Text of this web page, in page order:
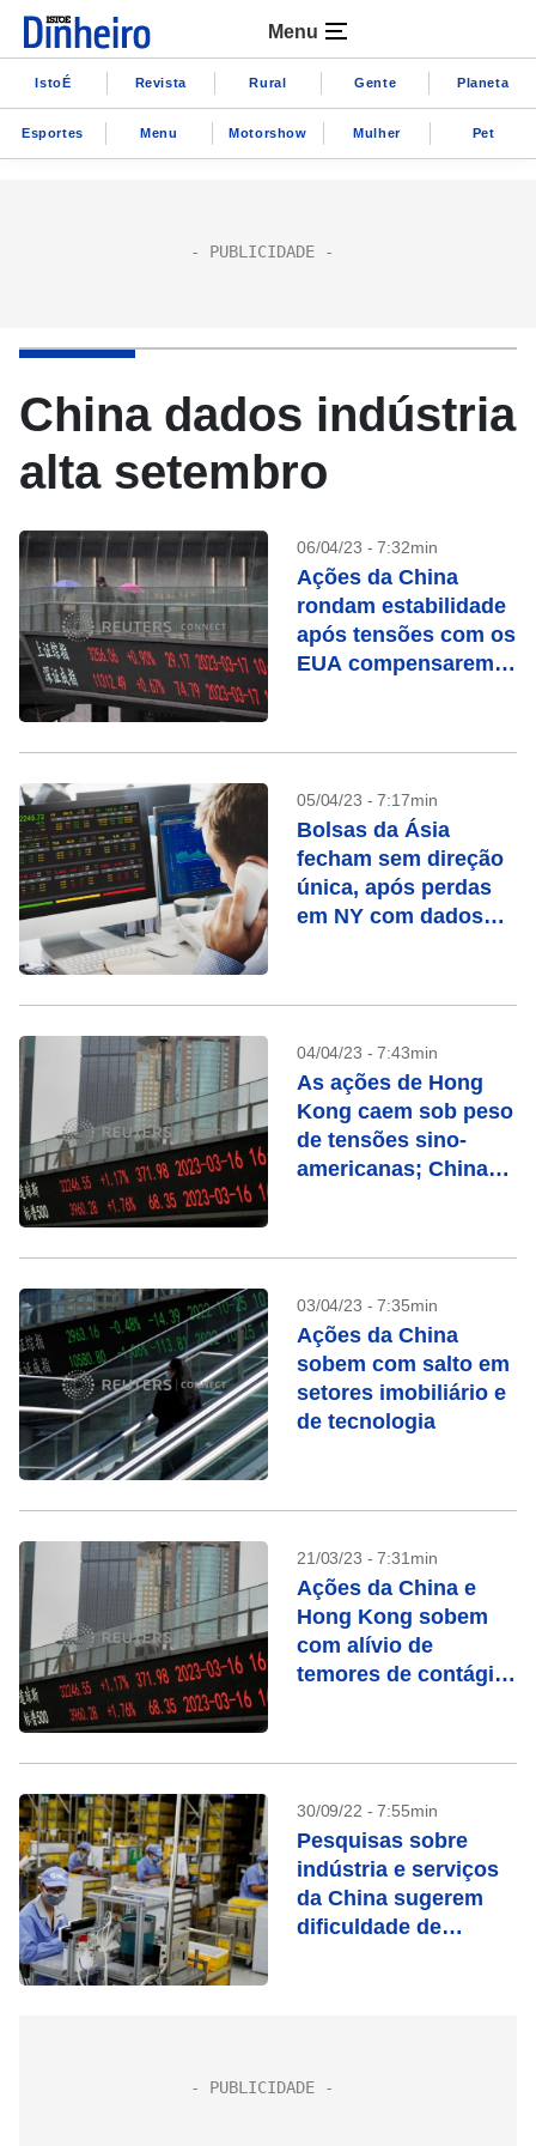
Menu
IstoÉ Revista Rural Gente Planeta
Esportes Menu Motorshow Mulher Pet
China dados indústria
alta setembro
06/04/23 - 7:32min
Ações da China
rondam estabilidade
após tensões com os
EUA compensarem
05/04/23 - 7:17min
Bolsas da Ásia
fecham sem direção
única, após perdas
em NY com dados
04/04/23 - 7:43min
As ações de Hong
Kong caem sob peso
de tensões sino-
americanas; China
03/04/23 - 7:35min
Ações da China
sobem com salto em
setores imobiliário e
de tecnologia
21/03/23 - 7:31min
Ações da China e
Hong Kong sobem
com alívio de
temores de contágio
30/09/22 - 7:55min
Pesquisas sobre
indústria e serviços
da China sugerem
dificuldade de